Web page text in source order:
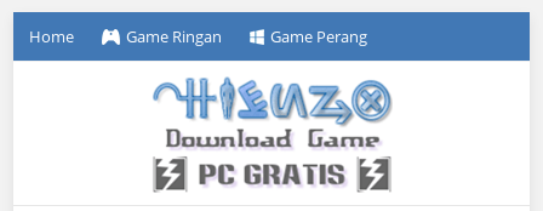
Home Game Ringan Game Perang